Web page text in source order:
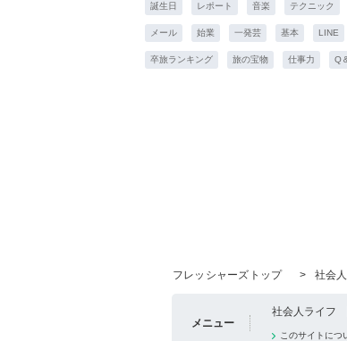
誕生日 レポート 音楽 テクニック
メール 始業 一発芸 基本 LINE
卒旅ランキング 旅の宝物 仕事力 Q
フレッシャーズトップ
> 社会
メニュー
社会人ライフ
このサイトにつ